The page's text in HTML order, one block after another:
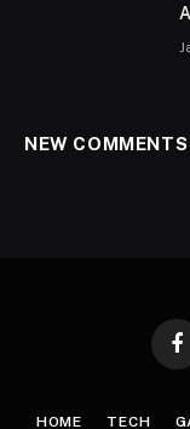
NEW COMMENTS
HOME TECH